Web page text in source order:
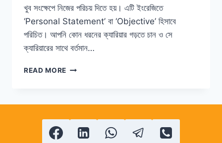
খুব সংক্ষেপে নিজের পরিচয় দিতে হয়। এটি ইংরেজিতে
‘Personal Statement’ বা ‘Objective’ হিসাবে
পরিচিত। আপনি কোন ধরনের ক্যারিয়ার গড়তে চান ও সে
ক্যারিয়ারের সাথে বর্তমান…
READ MORE সিভিতে
লেখার